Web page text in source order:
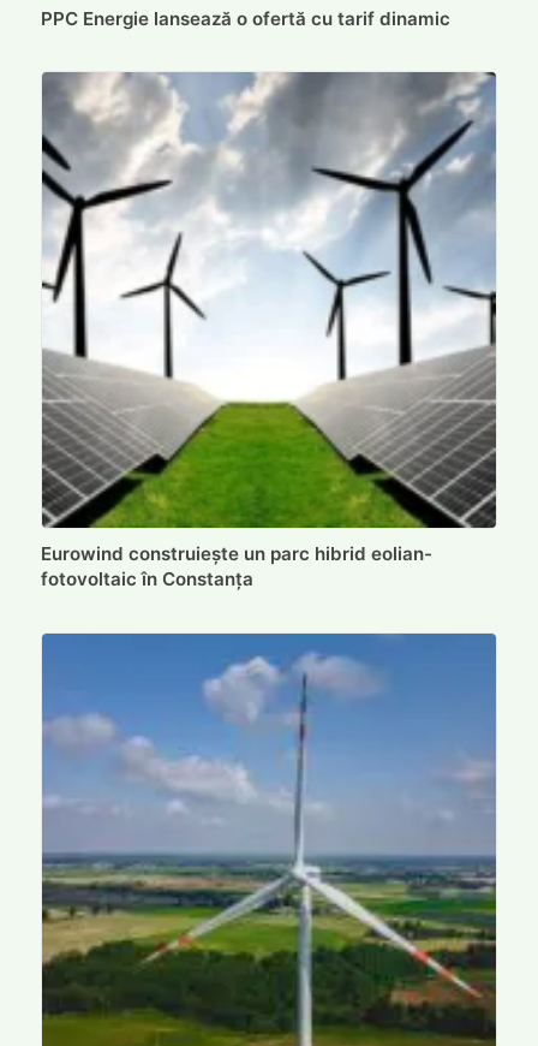
PPC Energie lansează o ofertă cu tarif dinamic
Eurowind construiește un parc hibrid eolian-
fotovoltaic în Constanța